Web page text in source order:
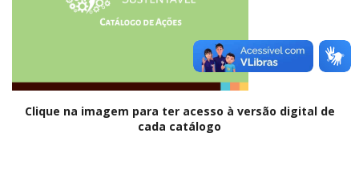
Clique na imagem para ter acesso à versão digital de
cada catálogo